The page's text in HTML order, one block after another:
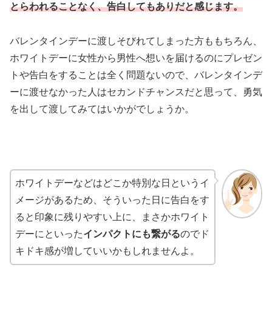
とらわれることなく、告白してもありだと感じます。
バレンタインデーに渡しそびれてしまった方ももちろん、
ホワイトデーに女性から男性へ想いを届けるのにプレゼン
トや告白をすることは全く問題ないので、バレンタインデ
ーに渡せなかった人はセカンドチャンスだと思って、勇気
を出して渡してみてはいかがでしょうか。
ホワイトデーなどはどこか特別な日というイ
メージがあるため、そういった日に告白をす
ると印象に残りやすい上に、まさかホワイト
デーにといったインパクトにも繋がるのでド
キドキ感が増していいかもしれませんよ。